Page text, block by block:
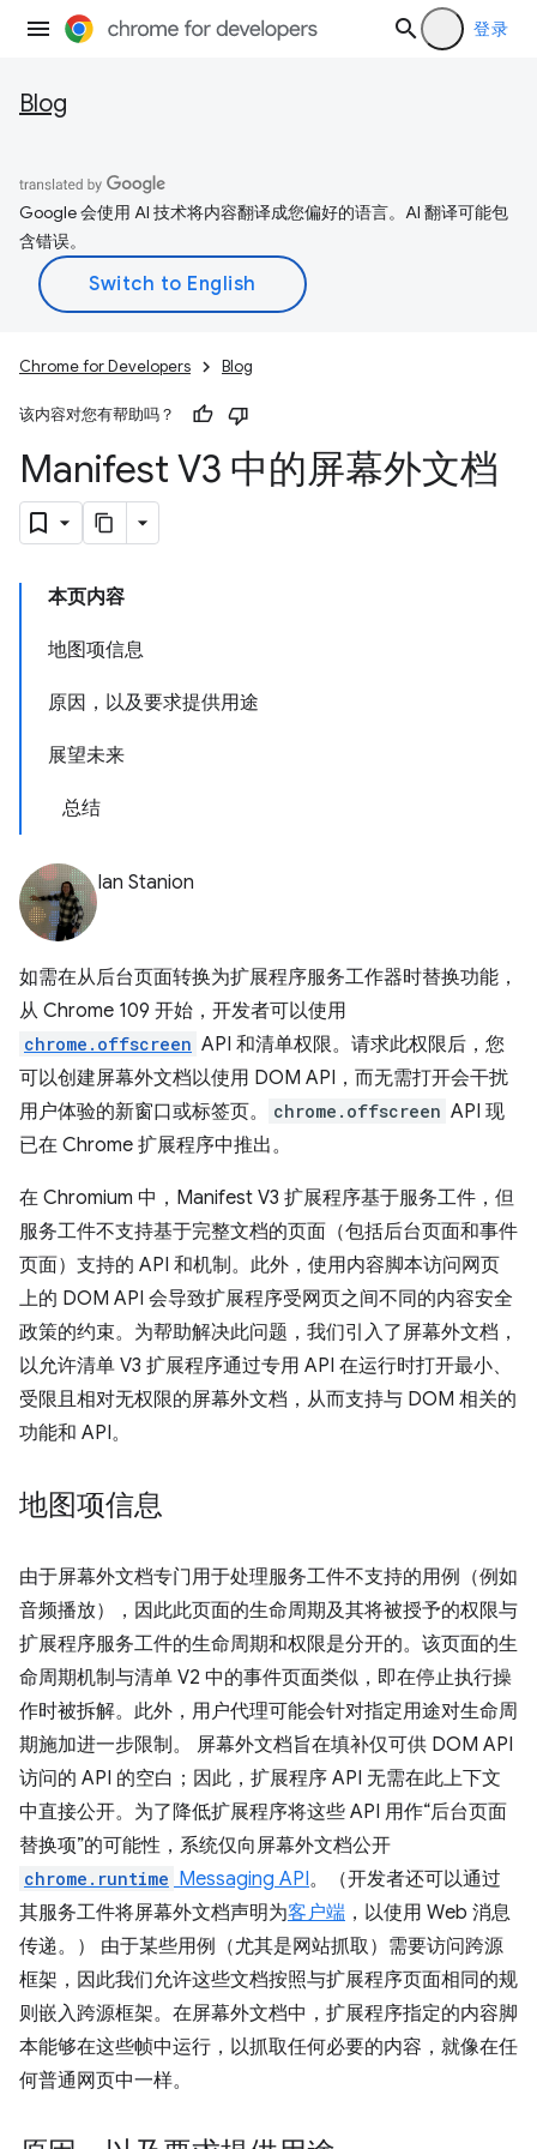
登录
Blog
Google 会使用 AI 技术将内容翻译成您偏好的语言。AI 翻译可能包
含错误。
Chrome for Developers Blog
该内容对您有帮助吗？
Manifest V3 中的屏幕外文档
本页内容
地图项信息
原因，以及要求提供用途
展望未来
总结
Ian Stanion
如需在从后台页面转换为扩展程序服务工作器时替换功能，
从 Chrome 109 开始，开发者可以使用
chrome.offscreen API 和清单权限。请求此权限后，您
可以创建屏幕外文档以使用 DOM API，而无需打开会干扰
用户体验的新窗口或标签页。
chrome.offscreen API 现
已在 Chrome 扩展程序中推出。
在 Chromium 中，Manifest V3 扩展程序基于服务工件，但
服务工件不支持基于完整文档的页面（包括后台页面和事件
页面）支持的 API 和机制。此外，使用内容脚本访问网页
上的 DOM API 会导致扩展程序受网页之间不同的内容安全
政策的约束。为帮助解决此问题，我们引入了屏幕外文档，
以允许清单 V3 扩展程序通过专用 API 在运行时打开最小、
受限且相对无权限的屏幕外文档，从而支持与 DOM 相关的
功能和 API。
地图项信息
由于屏幕外文档专门用于处理服务工件不支持的用例（例如
音频播放），因此此页面的生命周期及其将被授予的权限与
扩展程序服务工件的生命周期和权限是分开的。该页面的生
命周期机制与清单 V2 中的事件页面类似，即在停止执行操
作时被拆解。此外，用户代理可能会针对指定用途对生命周
期施加进一步限制。 屏幕外文档旨在填补仅可供 DOM API
访问的 API 的空白；因此，扩展程序 API 无需在此上下文
中直接公开。为了降低扩展程序将这些 API 用作“后台页面
替换项”的可能性，系统仅向屏幕外文档公开
chrome.runtime Messaging API。（开发者还可以通过
其服务工件将屏幕外文档声明为客户端 ，以使用 Web 消息
传递。） 由于某些用例（尤其是网站抓取）需要访问跨源
框架，因此我们允许这些文档按照与扩展程序页面相同的规
则嵌入跨源框架。在屏幕外文档中，扩展程序指定的内容脚
本能够在这些帧中运行，以抓取任何必要的内容，就像在任
何普通网页中一样。